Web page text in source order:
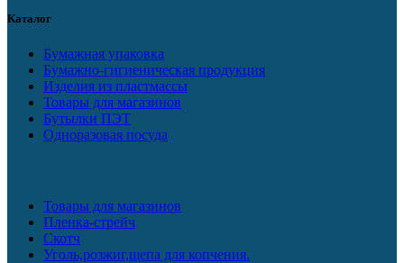
Каталог
Бумажная упаковка
Бумажно-гигиеническая продукция
Изделия из пластмассы
Товары для магазинов
Бутылки ПЭТ
Одноразовая посуда
Товары для магазинов
Пленка-стрейч
Скотч
Уголь,розжиг,щепа для копчения.